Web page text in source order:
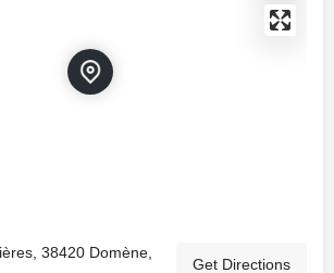
38420 Domène,
Get Directions